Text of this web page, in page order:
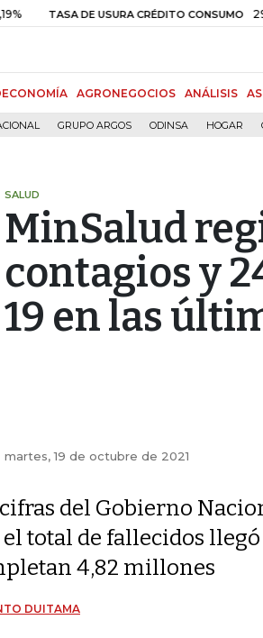
TASA DE USURA CRÉDITO CONSUMO 29,66%
AGRONEGOCIOS ANÁLISIS
GRUPO ARGOS ODINSA HOGAR
SALUD
MinSalud
contagios y
19 en las
martes, 19 de octubre de 2021
del Gobierno
total de fallecidos
4,82 millones
DUITAMA